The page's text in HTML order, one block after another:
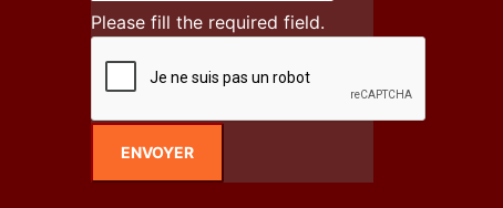
Please fill the required field.
ENVOYER